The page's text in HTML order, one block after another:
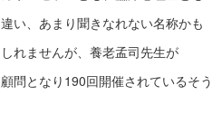
違い、あまり聞きなれない名称かも
しれませんが、養老孟司先生が
顧問となり190回開催されているそう